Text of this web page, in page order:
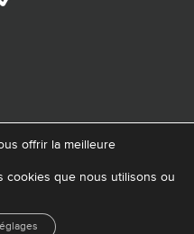
de ma vie – Pour la santé de la
offrir la meilleure
cookies que nous utilisons ou